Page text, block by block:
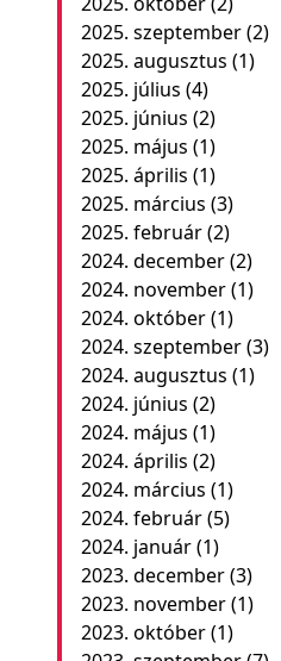
2025. szeptember(2)
2025. augusztus (1)
2025. július (4)
2025. június (2)
2025. május (1)
2025. április (1)
2025. március (3)
2025. február(2)
2024. december(2)
2024. november(1)
2024. október(1)
2024. szeptember(3)
2024. augusztus (1)
2024. június (2)
2024. május (1)
2024. április (2)
2024. március (1)
2024. február(5)
2024. január(1)
2023. december(3)
2023. november(1)
2023. október(1)